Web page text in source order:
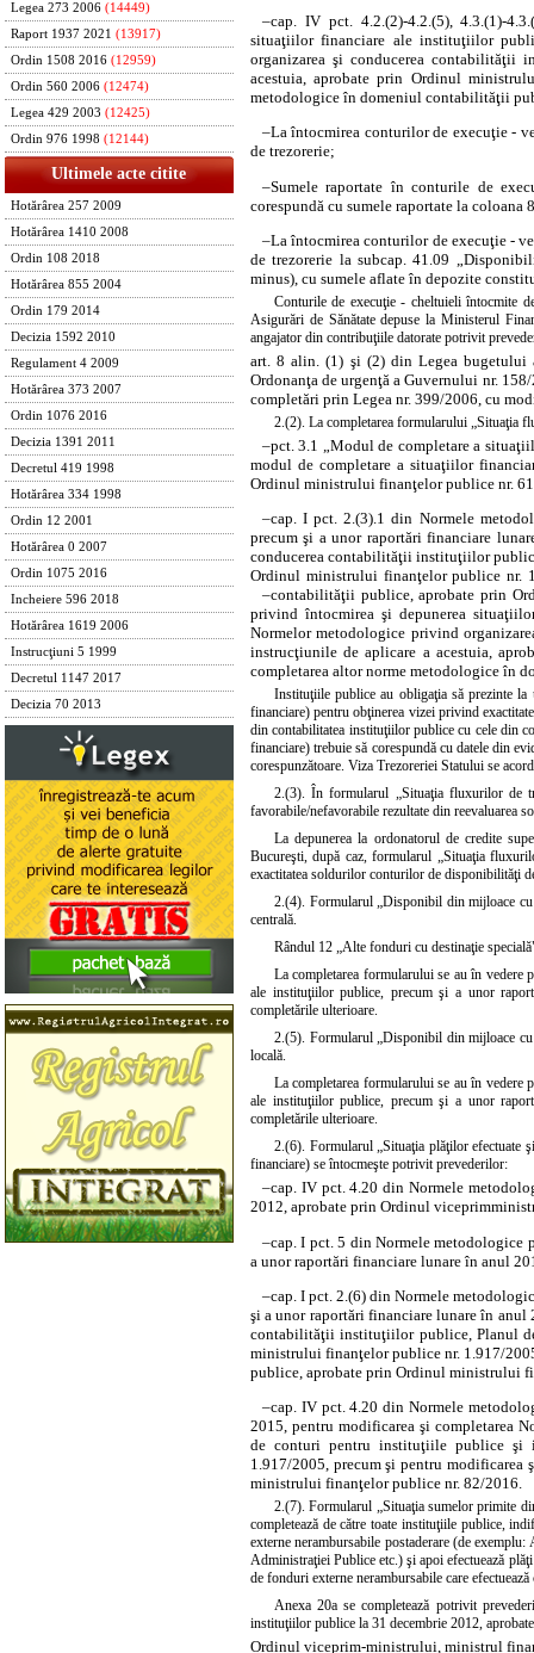
Legea 273 2006 (14449)
Raport 1937 2021 (13917)
Ordin 1508 2016 (12959)
Ordin 560 2006 (12474)
Legea 429 2003 (12425)
Ordin 976 1998 (12144)
Ultimele acte citite
Hotărârea 257 2009
Hotărârea 1410 2008
Ordin 108 2018
Hotărârea 855 2004
Ordin 179 2014
Decizia 1592 2010
Regulament 4 2009
Hotărârea 373 2007
Ordin 1076 2016
Decizia 1391 2011
Decretul 419 1998
Hotărârea 334 1998
Ordin 12 2001
Hotărârea 0 2007
Ordin 1075 2016
Incheiere 596 2018
Hotărârea 1619 2006
Instrucţiuni 5 1999
Decretul 1147 2017
Decizia 70 2013
–cap. IV pct. 4.2.(2)-4.2.(5), 4.3.(1)-
situaţiilor financiare ale instituţiilor
organizarea şi conducerea
acestuia, aprobate prin Ordinul
metodologice în domeniul contabilităţii
–La întocmirea conturilor de execuţie -
de trezorerie;
–Sumele raportate în conturile de
corespundă cu sumele raportate la
–La întocmirea conturilor de execuţie -
de trezorerie la subcap. 41.09
minus), cu sumele aflate în depozite
Conturile de execuţie - cheltuieli întocmite
Asigurări de Sănătate depuse la Ministerul
angajator din contribuţiile datorate potrivit
art. 8 alin. (1) şi (2) din Legea bugetului
Ordonanţa de urgenţă a Guvernului nr.
completări prin Legea nr. 399/2006, cu
2.(2). La completarea formularului „Situaţia
–pct. 3.1 „Modul de completare a
modul de completare a situaţiilor
Ordinul ministrului finanţelor publice nr.
–cap. I pct. 2.(3).1 din Normele
precum şi a unor raportări financiare
conducerea contabilităţii instituţiilor
Ordinul ministrului finanţelor publice nr.
contabilităţii publice, aprobate prin
–
privind întocmirea şi depunerea
Normelor metodologice privind
instrucţiunile de aplicare a acestuia,
completarea altor norme metodologice în
Instituţiile publice au obligaţia să prezinte
financiare) pentru obţinerea vizei privind
din contabilitatea instituţiilor publice cu cele din
financiare) trebuie să corespundă cu datele din
corespunzătoare. Viza Trezoreriei Statului se
2.(3). În formularul „Situaţia fluxurilor de
favorabile/nefavorabile rezultate din reevaluarea
La depunerea la ordonatorul de credite
Bucureşti, după caz, formularul „Situaţia
exactitatea soldurilor conturilor de disponibilităţi
2.(4). Formularul „Disponibil din mijloace cu
centrală.
Rândul 12 „Alte fonduri cu destinaţie
La completarea formularului se au în vedere
ale instituţiilor publice, precum şi a unor
completările ulterioare.
2.(5). Formularul „Disponibil din mijloace cu
locală.
La completarea formularului se au în vedere
ale instituţiilor publice, precum şi a unor
completările ulterioare.
2.(6). Formularul „Situaţia plăţilor efectuate
financiare) se întocmeşte potrivit prevederilor:
–cap. IV pct. 4.20 din Normele
2012, aprobate prin Ordinul
–cap. I pct. 5 din Normele
a unor raportări financiare lunare în anul
–cap. I pct. 2.(6) din Normele
şi a unor raportări financiare lunare în
contabilităţii instituţiilor publice, Planul
ministrului finanţelor publice nr. 1.917/
publice, aprobate prin Ordinul ministrului
–cap. IV pct. 4.20 din Normele
2015, pentru modificarea şi completarea
de conturi pentru instituţiile publice şi
1.917/2005, precum şi pentru
ministrului finanţelor publice nr. 82/2016.
2.(7). Formularul „Situaţia sumelor primite
completează de către toate instituţiile publice,
externe nerambursabile postaderare (de
Administraţiei Publice etc.) şi apoi efectuează
de fonduri externe nerambursabile care
Anexa 20a se completează potrivit
instituţiilor publice la 31 decembrie 2012,
Ordinul viceprim-ministrului, ministrul